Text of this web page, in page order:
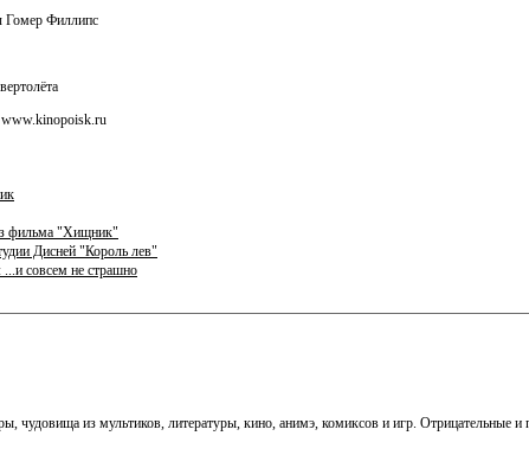
Гомер Филлипс
фильма "Хищник"
Дисней "Король лев"
совсем не страшно
чудовища из мультиков, литературы, кино, анимэ, комиксов и игр.